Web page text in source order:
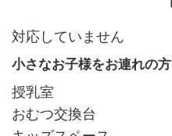
対応していません
小さなお子様をお連れの方
授乳室
おむつ交換台